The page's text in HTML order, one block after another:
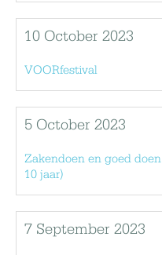
10 October 2023
VOORfestival
5 October 2023
Zakendoen en goed
10 jaar)
7 September 2023